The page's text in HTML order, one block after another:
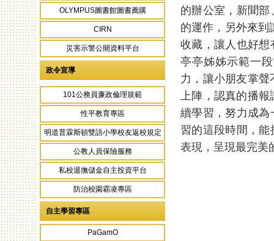
OLYMPUS圖書館圖書薦購
CIRN
災害示警公開資料平台
政令宣導
101公務員廉政倫理規範
性平教育專區
明道普霖斯頓雙語小學校友返校規定
公教人員保險服務
私校退撫儲金自主投資平台
防治校園霸凌專區
自主學習專區
PaGamO
的辦公室，新聞
的運作，另外來到
收藏，讓人也好
亭亭姊姊示範一
力，讓小朋友掌
上陣，認真的播
續學習，努力成
習的這段時間，
表現，呈現最完美